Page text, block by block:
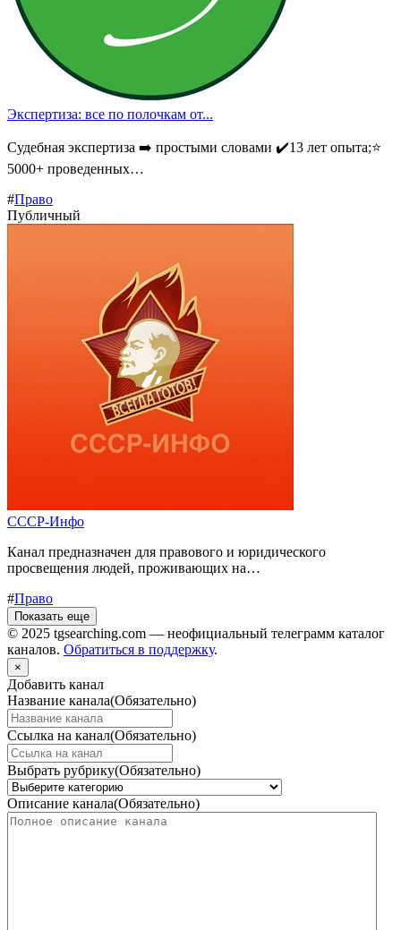
Экспертиза: все по полочкам от...
Судебная экспертиза ➡️ простыми словами ✔️13 лет опыта;⭐
5000+ проведенных…
#Право
Публичный
СССР-Инфо
Канал предназначен для правового и юридического
просвещения людей, проживающих на…
#Право
Показать еще
© 2025 tgsearching.com — неофициальный телеграмм каталог
каналов. Обратиться в поддержку.
×
Добавить канал
Название канала(Обязательно)
Ссылка на канал(Обязательно)
Выбрать рубрику(Обязательно)
Описание канала(Обязательно)